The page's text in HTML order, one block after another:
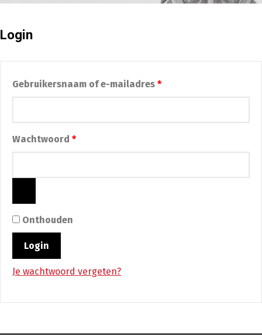
Login
Gebruikersnaam of e-mailadres *
Wachtwoord *
Onthouden
Login
Je wachtwoord vergeten?